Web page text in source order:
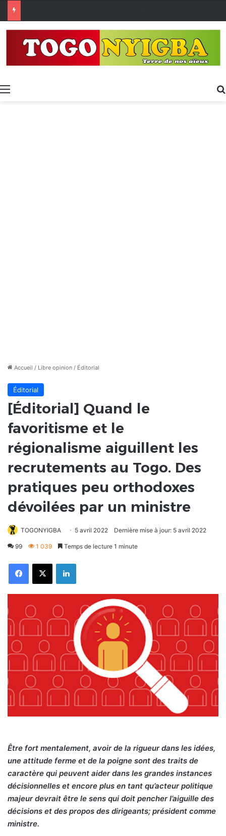
Menu
Accueil / Libre opinion / Éditorial
Éditorial
[Éditorial] Quand le
favoritisme et le
régionalisme aiguillent les
recrutements au Togo. Des
pratiques peu orthodoxes
dévoilées par un ministre
TOGONYIGBA 5 avril 2022 Dernière mise à jour: 5 avril 2022
99 1 039 Temps de lecture 1 minute
FacebookX Linkedin
Être fort mentalement, avoir de la rigueur dans les idées,
une attitude ferme et de la poigne sont des traits de
caractère qui peuvent aider dans les grandes instances
décisionnelles et encore plus en tant qu’acteur politique
majeur devrait être le sens qui doit pencher l’aiguille des
décisions et des propos des dirigeants; président comme
ministre.